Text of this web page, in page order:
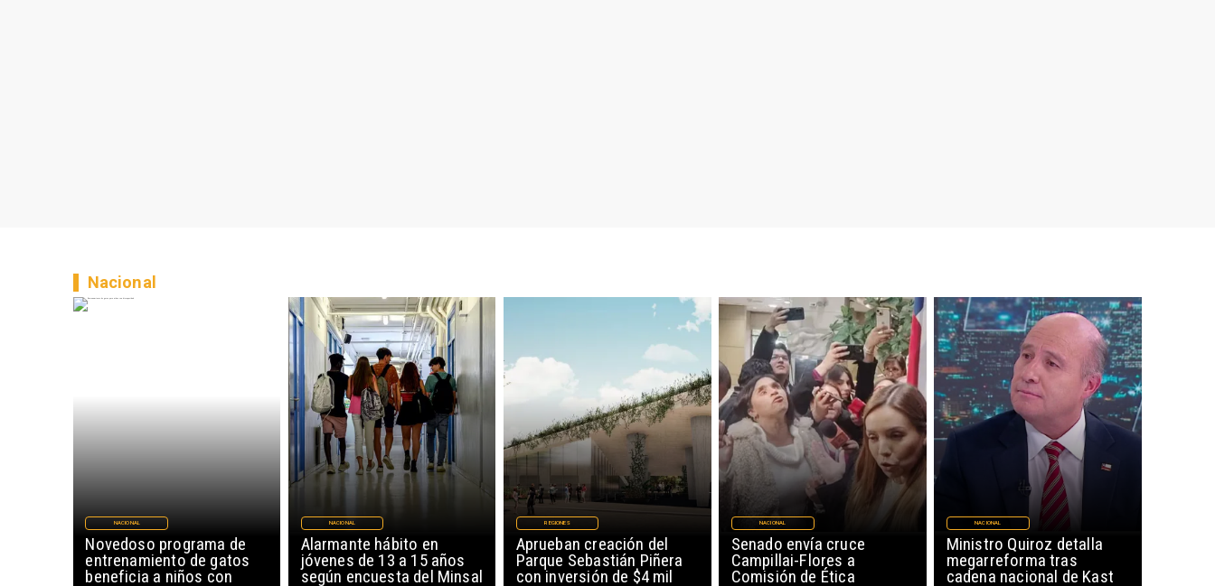
Novedoso programa de
entrenamiento de gatos
beneficia a niños con
NACIONAL
Alarmante hábito en
jóvenes de 13 a 15 años
según encuesta del Minsal
NACIONAL
Aprueban creación del
Parque Sebastián Piñera
con inversión de $4 mil
REGIONES
Senado envía cruce
Campillai-Flores a
Comisión de Ética
NACIONAL
Ministro Quiroz detalla
megarreforma tras
cadena nacional de Kast
NACIONAL
Nacional